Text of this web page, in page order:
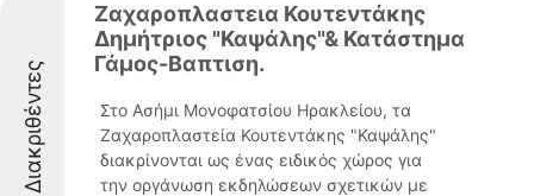
Διακριθέντες
Ζαχαροπλαστεια Κουτεντάκης
Δημήτριος "Καψάλης"& Κατάστημα
Γάμος-Βαπτιση.
Στο Ασήμι Μονοφατσίου Ηρακλείου, τα
Ζαχαροπλαστεία Κουτεντάκης "Καψάλης"
διακρίνονται ως ένας ειδικός χώρος για
την οργάνωση εκδηλώσεων σχετικών με